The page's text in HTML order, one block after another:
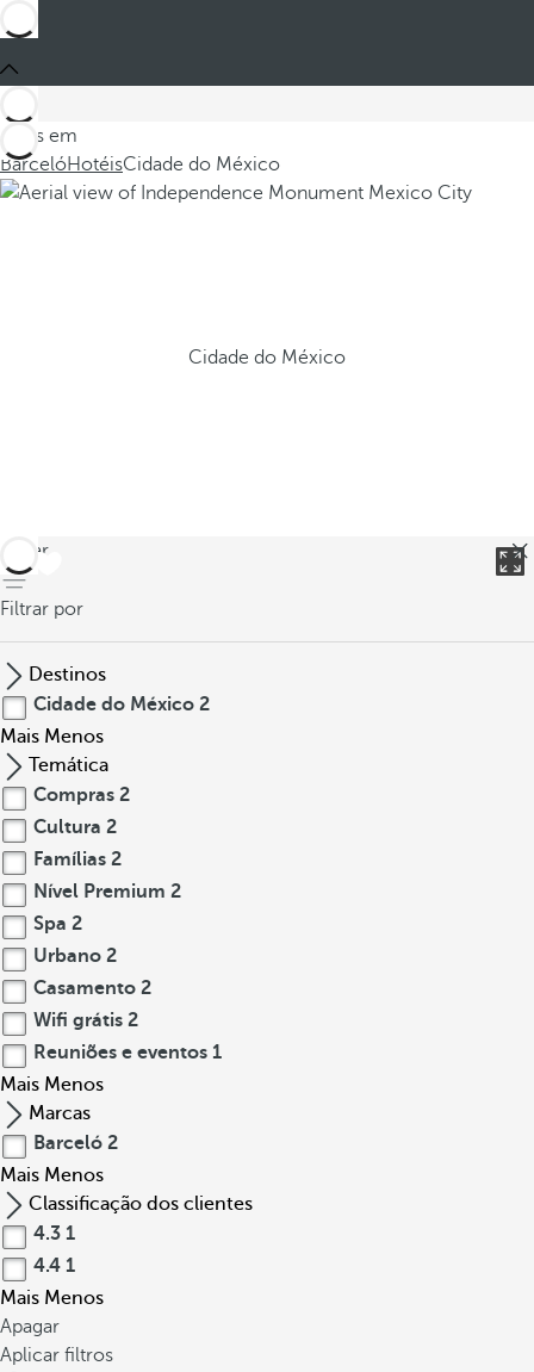
Estes em
BarcelóHotéisCidade do México
Cidade do México
voltar
Filtrar por
Destinos
Cidade do México 2
Mais Menos
Temática
Compras 2
Cultura 2
Famílias 2
Nível Premium 2
Spa 2
Urbano 2
Casamento 2
Wifi grátis 2
Reuniões e eventos 1
Mais Menos
Marcas
Barceló 2
Mais Menos
Classificação dos clientes
4.3 1
4.4 1
Mais Menos
Apagar
Aplicar filtros